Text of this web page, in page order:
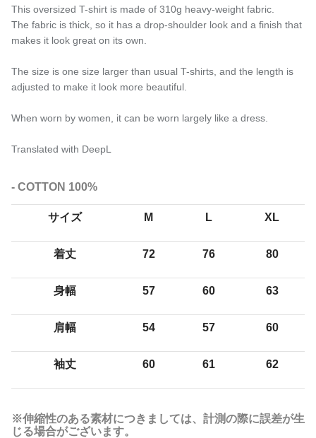
This oversized T-shirt is made of 310g heavy-weight fabric.
The fabric is thick, so it has a drop-shoulder look and a finish that
makes it look great on its own.
The size is one size larger than usual T-shirts, and the length is
adjusted to make it look more beautiful.
When worn by women, it can be worn largely like a dress.
Translated with DeepL
- COTTON 100%
サイズ M L XL
着丈 72 76 80
身幅 57 60 63
肩幅 54 57 60
袖丈 60 61 62
※伸縮性のある素材につきましては、計測の際に誤差が生
じる場合がございます。